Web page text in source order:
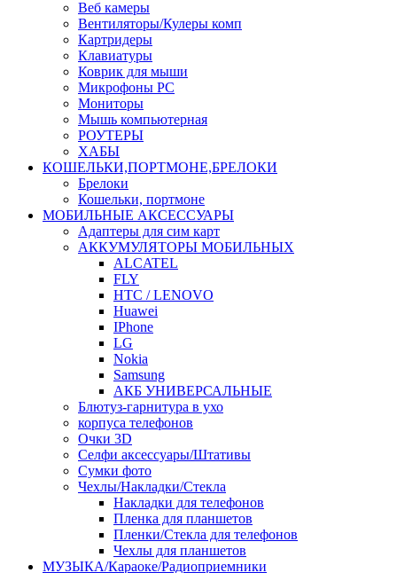
Веб камеры
Вентиляторы/Кулеры комп
Картридеры
Клавиатуры
Коврик для мыши
Микрофоны PC
Мониторы
Мышь компьютерная
РОУТЕРЫ
ХАБЫ
КОШЕЛЬКИ,ПОРТМОНЕ,БРЕЛОКИ
Брелоки
Кошельки, портмоне
МОБИЛЬНЫЕ АКСЕССУАРЫ
Адаптеры для сим карт
АККУМУЛЯТОРЫ МОБИЛЬНЫХ
ALCATEL
FLY
HTC / LENOVO
Huawei
IPhone
LG
Nokia
Samsung
АКБ УНИВЕРСАЛЬНЫЕ
Блютуз-гарнитура в ухо
корпуса телефонов
Очки 3D
Селфи аксессуары/Штативы
Сумки фото
Чехлы/Накладки/Стекла
Накладки для телефонов
Пленка для планшетов
Пленки/Стекла для телефонов
Чехлы для планшетов
МУЗЫКА/Караоке/Радиоприемники